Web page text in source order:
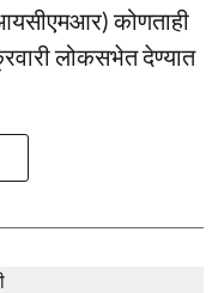
कोणताही
लोकसभेत देण्यात